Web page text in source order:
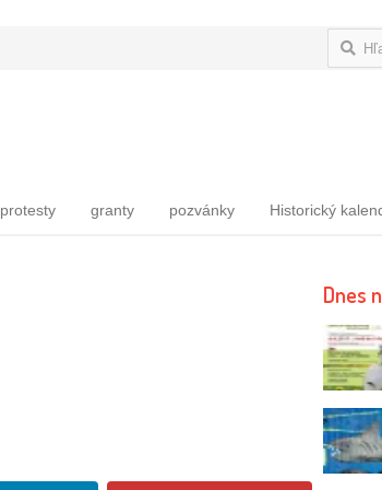
Hľadať:
protesty granty pozvánky Historický
Dnes